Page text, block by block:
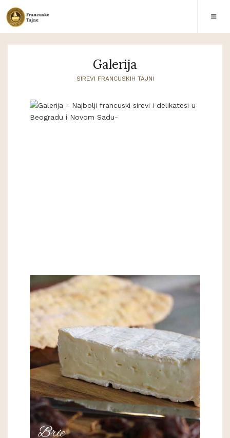
Galerija
SIREVI FRANCUSKIH TAJNI